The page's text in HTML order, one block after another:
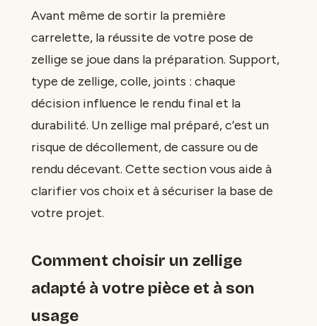
Avant même de sortir la première
carrelette, la réussite de votre pose de
zellige se joue dans la préparation. Support,
type de zellige, colle, joints : chaque
décision influence le rendu final et la
durabilité. Un zellige mal préparé, c’est un
risque de décollement, de cassure ou de
rendu décevant. Cette section vous aide à
clarifier vos choix et à sécuriser la base de
votre projet.
Comment choisir un zellige
adapté à votre pièce et à son
usage